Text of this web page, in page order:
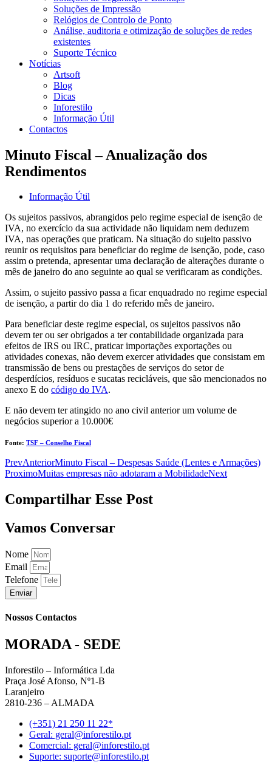
Soluções de Impressão
Relógios de Controlo de Ponto
Análise, auditoria e otimização de soluções de redes
existentes
Suporte Técnico
Notícias
Artsoft
Blog
Dicas
Inforestilo
Informação Útil
Contactos
Minuto Fiscal – Anualização dos
Rendimentos
Informação Útil
Os sujeitos passivos, abrangidos pelo regime especial de isenção de
IVA, no exercício da sua actividade não liquidam nem deduzem
IVA, nas operações que praticam. Na situação do sujeito passivo
reunir os requisitos para beneficiar do regime de isenção, pode, caso
assim o pretenda, apresentar uma declaração de alterações durante o
mês de janeiro do ano seguinte ao qual se verificaram as condições.
Assim, o sujeito passivo passa a ficar enquadrado no regime especial
de isenção, a partir do dia 1 do referido mês de janeiro.
Para beneficiar deste regime especial, os sujeitos passivos não
devem ter ou ser obrigados a ter contabilidade organizada para
efeitos de IRS ou IRC, praticar importações exportações ou
atividades conexas, não devem exercer atividades que consistam em
transmissão de bens ou prestações de serviços do setor de
desperdícios, resíduos e sucatas recicláveis, que são mencionados no
anexo E do código do IVA.
E não devem ter atingido no ano civil anterior um volume de
negócios superior a 10.000€
Fonte: TSF – Conselho Fiscal
PrevAnteriorMinuto Fiscal – Despesas Saúde (Lentes e Armações)
ProximoMuitas empresas não adotaram a MobilidadeNext
Compartilhar Esse Post
Vamos Conversar
Nome
Email
Telefone
Enviar
Nossos Contactos
MORADA - SEDE
Inforestilo – Informática Lda
Praça José Afonso, Nº1-B
Laranjeiro
2810-236 – ALMADA
(+351) 21 250 11 22*
Geral: geral@inforestilo.pt
Comercial: geral@inforestilo.pt
Suporte: suporte@inforestilo.pt